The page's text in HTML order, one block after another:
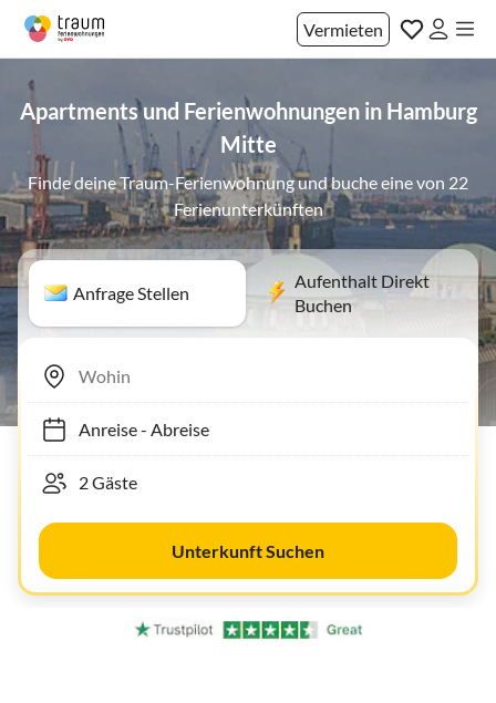
Vermieten
Apartments und Ferienwohnungen in Hamburg
Mitte
Finde deine Traum-Ferienwohnung und buche eine von 22
Ferienunterkünften
Anfrage Stellen
Aufenthalt Direkt
Buchen
Anreise- Abreise
Unterkunft Suchen